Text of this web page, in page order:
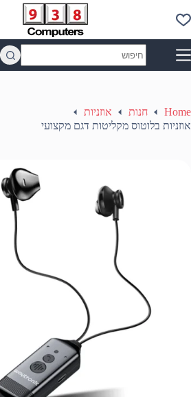
to
content
results
Home חנות
אוזניות
אוזניות בלוטוס מקליטות דגם מקצועי